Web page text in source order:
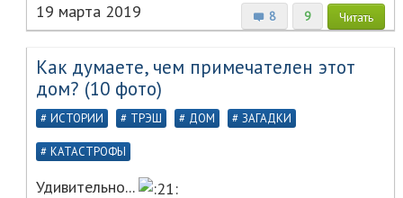
8 9 Читать
19 марта 2019
Как думаете, чем примечателен этот
дом? (10 фото)
ИСТОРИИ ТРЭШ ДОМ ЗАГАДКИ
КАТАСТРОФЫ
Удивительно...